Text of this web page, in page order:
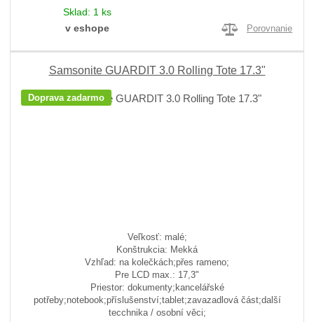
Sklad: 1 ks
v eshope
Porovnanie
Samsonite GUARDIT 3.0 Rolling Tote 17.3"
Doprava zadarmo
Veľkosť: malé;
Konštrukcia: Mekká
Vzhľad: na kolečkách;přes rameno;
Pre LCD max.: 17,3"
Priestor: dokumenty;kancelářské
potřeby;notebook;příslušenství;tablet;zavazadlová část;další
tecchnika / osobní věci;